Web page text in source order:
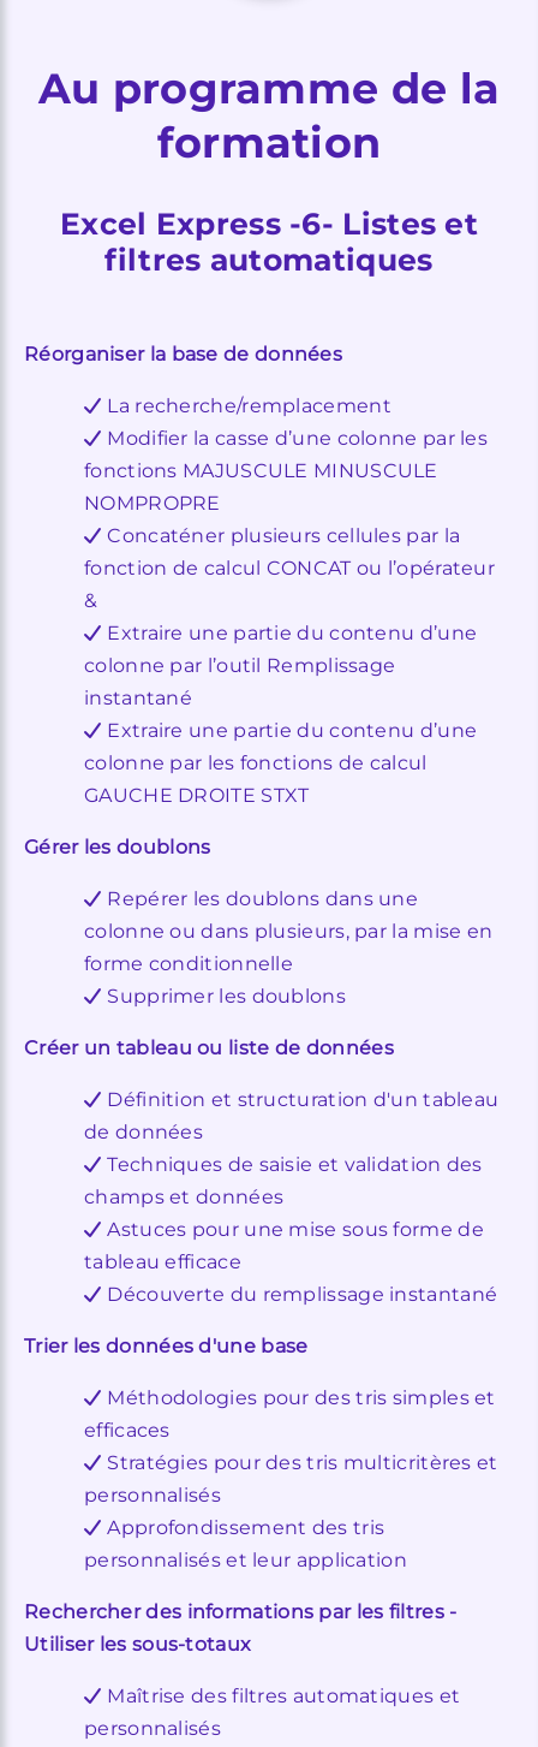
Au programme de la
formation
Excel Express -6- Listes et
filtres automatiques
Réorganiser la base de données
La recherche/remplacement
Modifier la casse d’une colonne par les
fonctions MAJUSCULE MINUSCULE
NOMPROPRE
Concaténer plusieurs cellules par la
fonction de calcul CONCAT ou l’opérateur
&
Extraire une partie du contenu d’une
colonne par l’outil Remplissage
instantané
Extraire une partie du contenu d’une
colonne par les fonctions de calcul
GAUCHE DROITE STXT
Gérer les doublons
Repérer les doublons dans une
colonne ou dans plusieurs, par la mise en
forme conditionnelle
Supprimer les doublons
Créer un tableau ou liste de données
Définition et structuration d'un tableau
de données
Techniques de saisie et validation des
champs et données
Astuces pour une mise sous forme de
tableau efficace
Découverte du remplissage instantané
Trier les données d'une base
Méthodologies pour des tris simples et
efficaces
Stratégies pour des tris multicritères et
personnalisés
Approfondissement des tris
personnalisés et leur application
Rechercher des informations par les filtres -
Utiliser les sous-totaux
Maîtrise des filtres automatiques et
personnalisés